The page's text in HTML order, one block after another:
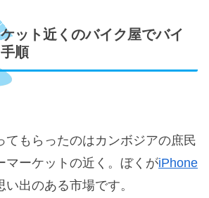
ット近くのバイク屋でバイ
順
てもらったのはカンボジアの庶民
マーケットの近く。ぼくがiPhone
い出のある市場です。